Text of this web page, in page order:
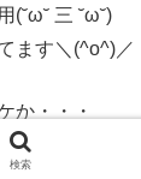
(˘ω˘ 三 ˘ω˘)
ます＼(^o^)／
か・・・
／
検索